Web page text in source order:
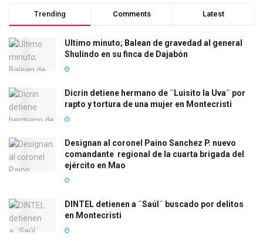
Trending Comments Latest
Ultimo minuto; Balean de gravedad al general
Shulindo en su finca de Dajabón
Dicrin detiene hermano de ¨Luisito la Uva¨ por
rapto y tortura de una mujer en Montecristi
Designan al coronel Paino Sanchez P. nuevo
comandante regional de la cuarta brigada del
ejército en Mao
DINTEL detienen a ¨Saúl¨ buscado por delitos
en Montecristi